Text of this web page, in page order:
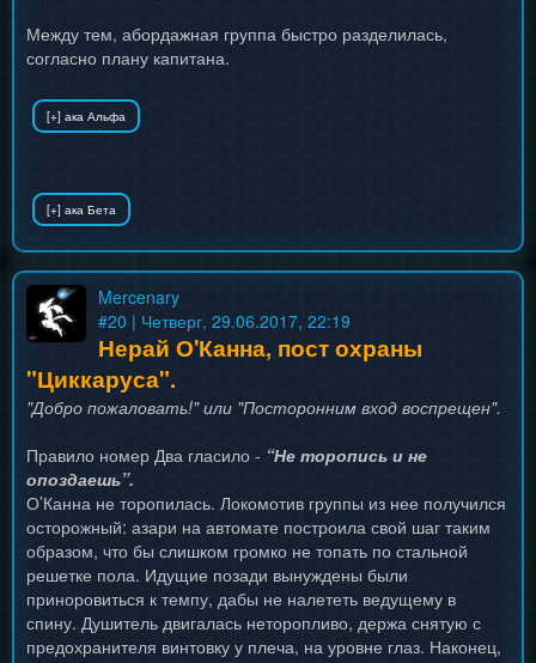
Между тем, абордажная группа быстро разделилась,
согласно плану капитана.
Mercenary
#20 | Четверг, 29.06.2017, 22:19
Нерай О'Канна, пост охраны
"Циккаруса".
"Добро пожаловать!" или "Посторонним вход воспрещен".
Правило номер Два гласило - “Не торопись и не
опоздаешь”.
О’Канна не торопилась. Локомотив группы из нее получился
осторожный: азари на автомате построила свой шаг таким
образом, что бы слишком громко не топать по стальной
решетке пола. Идущие позади вынуждены были
приноровиться к темпу, дабы не налететь ведущему в
спину. Душитель двигалась неторопливо, держа снятую с
предохранителя винтовку у плеча, на уровне глаз. Наконец,